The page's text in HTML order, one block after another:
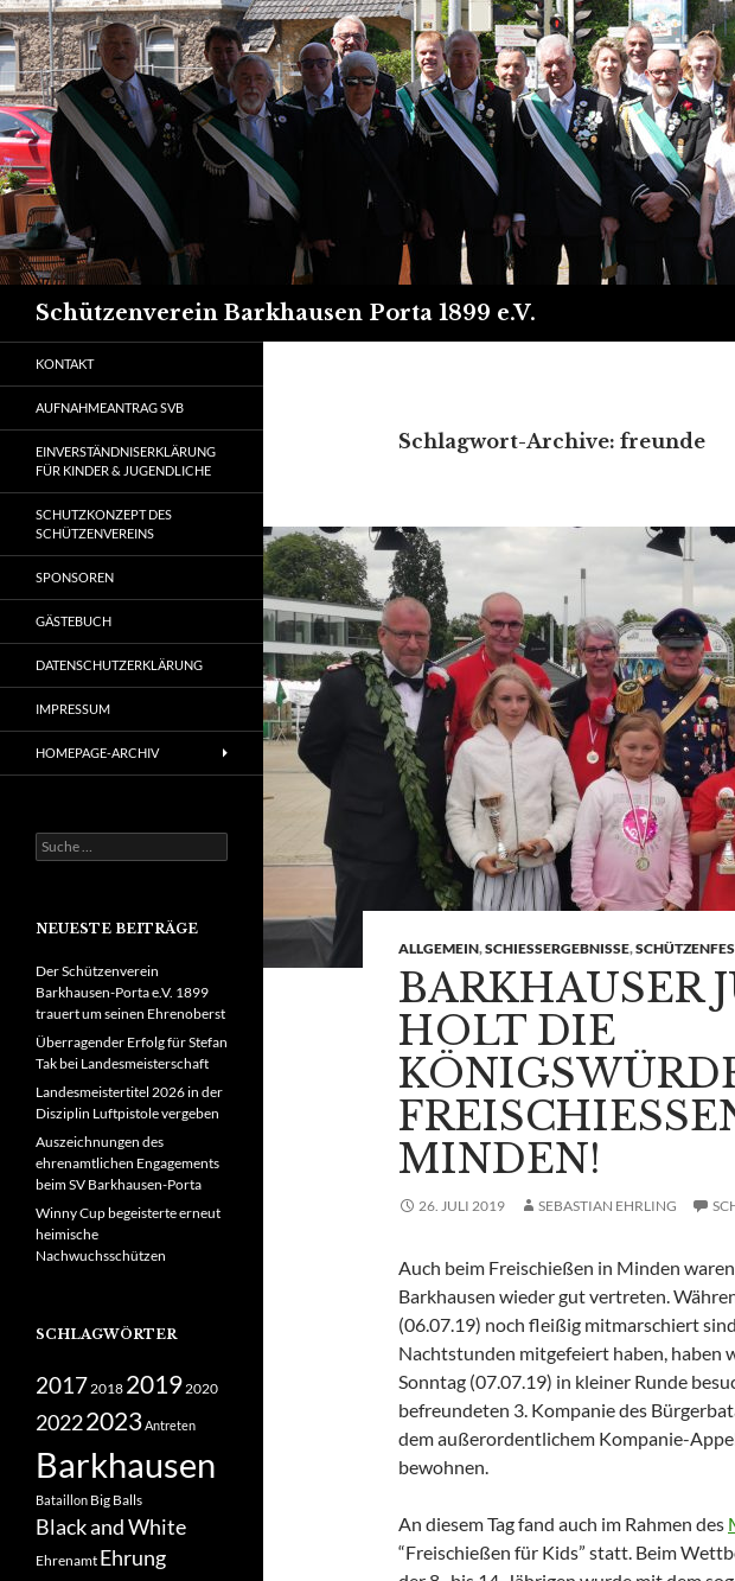
Schützenverein Barkhausen Porta 1899 e.V.
Suchen
Schlagwort-Archive: freunde
ALLGEMEIN,SCHIESSERGEBNISSE ,
BARKHAUSER
HOLT DIE
FREISCHIESSEN
INDEN!
26. JULI 2019 SEBASTIAN EHRLING
Auch beim Freischießen in Minden
Barkhausen wieder gut vertreten.
(06.07.19) noch fleißig mitmarschiert
Nachtstunden mitgefeiert haben, haben
Sonntag (07.07.19) in kleiner Runde
befreundeten 3. Kompanie des
dem außerordentlichem Kompanie-
bewohnen.
An diesem Tag fand auch im Rahmen des
“Freischießen für Kids” statt. Beim
KONTAKT
AUFNAHMEANTRAG SVB
EINVERSTÄNDNISERKLÄRUNG
FÜR KINDER & JUGENDLICHE
SCHUTZKONZEPT DES
SCHÜTZENVEREINS
SPONSOREN
GÄSTEBUCH
DATENSCHUTZERKLÄRUNG
IMPRESSUM
HOMEPAGE-ARCHIV
Suche
nach:
NEUESTE BEITRÄGE
Der Schützenverein
Barkhausen-Porta e.V. 1899
trauert um seinen Ehrenoberst
Überragender Erfolg für Stefan
Tak bei Landesmeisterschaft
Landesmeistertitel 2026 in der
Disziplin Luftpistole vergeben
Auszeichnungen des
ehrenamtlichen Engagements
beim SV Barkhausen-Porta
Winny Cup begeisterte erneut
heimische
Nachwuchsschützen
SCHLAGWÖRTER
20172018 20192020
20222023Antreten
Barkhausen
Bataillon Big Balls
Black and White
Ehrenamt Ehrung